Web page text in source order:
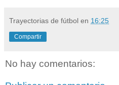
Trayectorias de fútbol en 16:25
Compartir
No hay comentarios: